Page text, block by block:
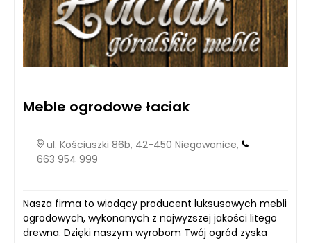
Meble ogrodowe łaciak
ul. Kościuszki 86b, 42-450 Niegowonice,
663 954 999
Nasza firma to wiodący producent luksusowych mebli
ogrodowych, wykonanych z najwyższej jakości litego
drewna. Dzięki naszym wyrobom Twój ogród zyska